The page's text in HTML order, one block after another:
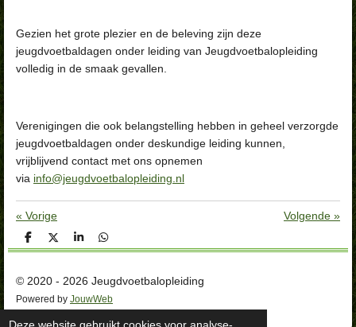
Gezien het grote plezier en de beleving zijn deze
jeugdvoetbaldagen onder leiding van Jeugdvoetbalopleiding
volledig in de smaak gevallen.
Verenigingen die ook belangstelling hebben in geheel verzorgde
jeugdvoetbaldagen onder deskundige leiding kunnen,
vrijblijvend contact met ons opnemen
via info@jeugdvoetbalopleiding.nl
« Vorige Volgende »
D
e
e
n
D
e
S
h
r
e
D
e
n
© 2020 - 2026 Jeugdvoetbalopleiding
Powered by JouwWeb